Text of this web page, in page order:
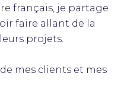
français, je partage
faire allant de la
projets.
mes clients et mes